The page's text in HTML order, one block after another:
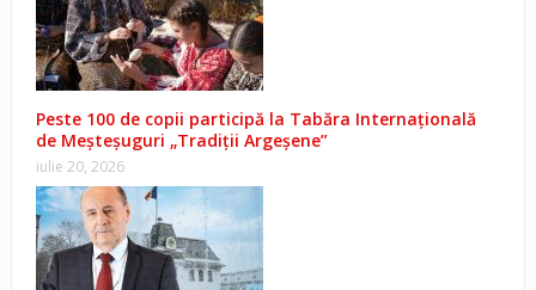
Peste 100 de copii participă la Tabăra Internațională
de Meșteșuguri „Tradiții Argeșene”
iulie 20, 2026